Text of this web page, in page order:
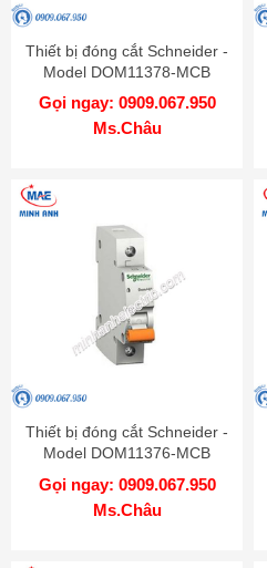
Thiết bị đóng cắt Schneider -
Model DOM11378-MCB
Gọi ngay: 0909.067.950
Ms.Châu
Thiết bị đóng cắt Schneider -
Model DOM11376-MCB
Gọi ngay: 0909.067.950
Ms.Châu